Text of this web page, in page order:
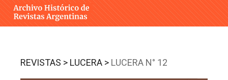
INTEGRANTES
REVISTAS > LUCERA > LUCERA N° 12